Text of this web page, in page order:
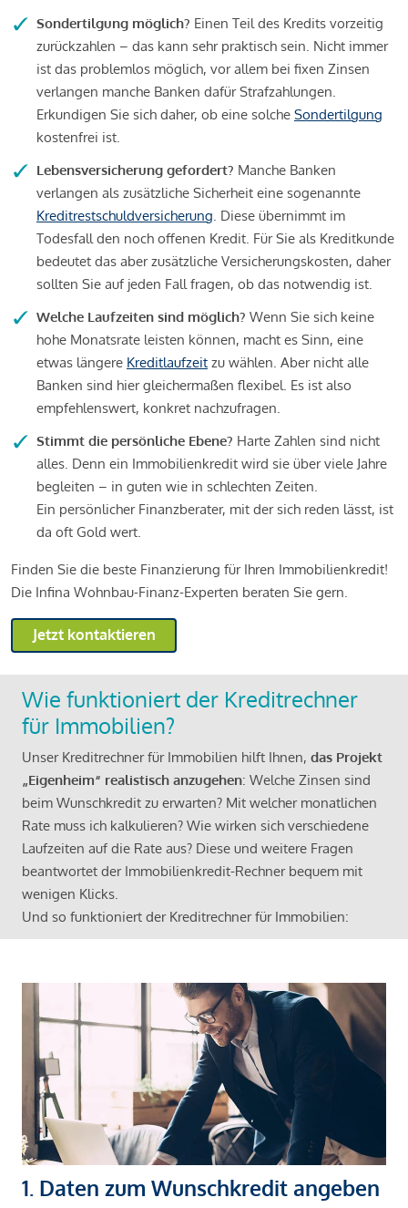
Sondertilgung möglich? Einen Teil des Kredits vorzeitig
zurückzahlen – das kann sehr praktisch sein. Nicht immer
ist das problemlos möglich, vor allem bei fixen Zinsen
verlangen manche Banken dafür Strafzahlungen.
Erkundigen Sie sich daher, ob eine solche Sondertilgung
kostenfrei ist.
Lebensversicherung gefordert? Manche Banken
verlangen als zusätzliche Sicherheit eine sogenannte
Kreditrestschuldversicherung. Diese übernimmt im
Todesfall den noch offenen Kredit. Für Sie als Kreditkunde
bedeutet das aber zusätzliche Versicherungskosten, daher
sollten Sie auf jeden Fall fragen, ob das notwendig ist.
Welche Laufzeiten sind möglich? Wenn Sie sich keine
hohe Monatsrate leisten können, macht es Sinn, eine
etwas längere Kreditlaufzeit zu wählen. Aber nicht alle
Banken sind hier gleichermaßen flexibel. Es ist also
empfehlenswert, konkret nachzufragen.
Stimmt die persönliche Ebene? Harte Zahlen sind nicht
alles. Denn ein Immobilienkredit wird sie über viele Jahre
begleiten – in guten wie in schlechten Zeiten.
Ein persönlicher Finanzberater, mit der sich reden lässt, ist
da oft Gold wert.
Finden Sie die beste Finanzierung für Ihren Immobilienkredit!
Die Infina Wohnbau-Finanz-Experten beraten Sie gern.
Jetzt kontaktieren
Wie funktioniert der Kreditrechner
für Immobilien?
Unser Kreditrechner für Immobilien hilft Ihnen, das Projekt
„Eigenheim“ realistisch anzugehen: Welche Zinsen sind
beim Wunschkredit zu erwarten? Mit welcher monatlichen
Rate muss ich kalkulieren? Wie wirken sich verschiedene
Laufzeiten auf die Rate aus? Diese und weitere Fragen
beantwortet der Immobilienkredit-Rechner bequem mit
wenigen Klicks.
Und so funktioniert der Kreditrechner für Immobilien:
1. Daten zum Wunschkredit angeben